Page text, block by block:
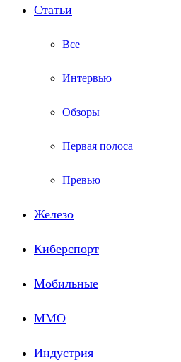
Статьи
Все
Интервью
Обзоры
Первая полоса
Превью
Железо
Киберспорт
Мобильные
ММО
Индустрия